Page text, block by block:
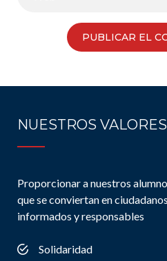
NUESTROS VALORES
Proporcionar a nuestros
que se conviertan en
informados y responsables
Solidaridad